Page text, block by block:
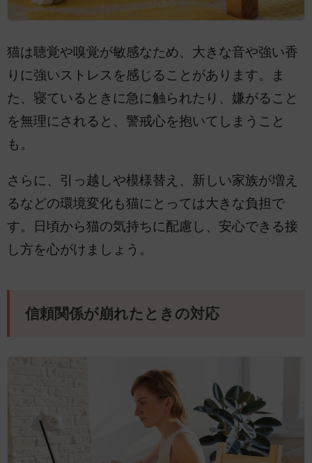
猫は聴覚や嗅覚が敏感なため、大きな音や強い香
りに強いストレスを感じることがあります。ま
た、寝ているときに急に触られたり、嫌がること
を無理にされると、警戒心を抱いてしまうこと
も。
さらに、引っ越しや模様替え、新しい家族が増え
るなどの環境変化も猫にとっては大きな負担で
す。日頃から猫の気持ちに配慮し、安心できる接
し方を心がけましょう。
信頼関係が崩れたときの対応